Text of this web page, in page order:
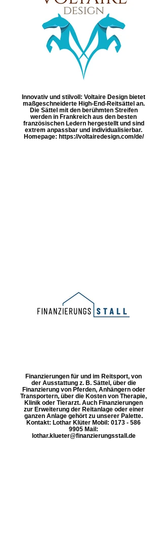
Innovativ und stilvoll: Voltaire Design bietet
maßgeschneiderte High-End-Reitsättel an.
Die Sättel mit den berühmten Streifen
werden in Frankreich aus den besten
französischen Ledern hergestellt und sind
extrem anpassbar und individualisierbar.
Homepage: https://voltairedesign.com/de/
Finanzierungen für und im Reitsport, von
der Ausstattung z. B. Sättel, über die
Finanzierung von Pferden, Anhängern oder
Transportern, über die Kosten von Therapie,
Klinik oder Tierarzt. Auch Finanzierungen
zur Erweiterung der Reitanlage oder einer
ganzen Anlage gehört zu unserer Palette.
Kontakt: Lothar Klüter Mobil: 0173 - 586
9905 Mail:
lothar.klueter@finanzierungsstall.de